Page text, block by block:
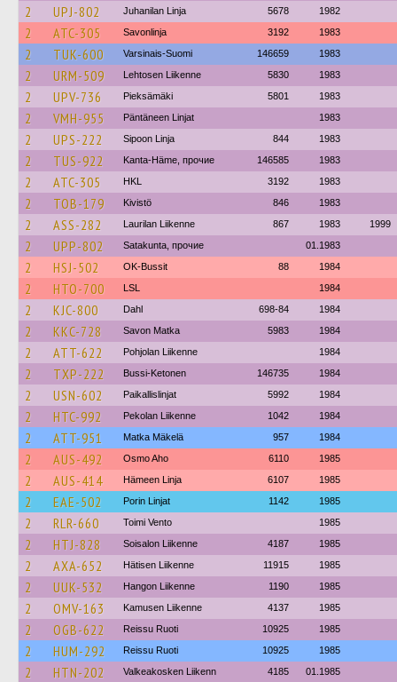
2 UPJ-802 Juhanilan Linja 5678 1982
2 ATC-305 Savonlinja 3192 1983
2 TUK-600 Varsinais-Suomi 146659 1983
2 URM-509 Lehtosen Liikenne 5830 1983
2 UPV-736 Pieksämäki 5801 1983
2 VMH-955 Päntäneen Linjat 1983
2 UPS-222 Sipoon Linja 844 1983
2 TUS-922 Kanta-Häme, прочие 146585 1983
2 ATC-305 HKL 3192 1983
2 TOB-179 Kivistö 846 1983
2 ASS-282 Laurilan Liikenne 867 1983 1999
2 UPP-802 Satakunta, прочие 01.1983
2 HSJ-502 OK-Bussit 88 1984
2 HTO-700 LSL 1984
2 KJC-800 Dahl 698-84 1984
2 KKC-728 Savon Matka 5983 1984
2 ATT-622 Pohjolan Liikenne 1984
2 TXP-222 Bussi-Ketonen 146735 1984
2 USN-602 Paikallislinjat 5992 1984
2 HTC-992 Pekolan Liikenne 1042 1984
2 ATT-951 Matka Mäkelä 957 1984
2 AUS-492 Osmo Aho 6110 1985
2 AUS-414 Hämeen Linja 6107 1985
2 EAE-502 Porin Linjat 1142 1985
2 RLR-660 Toimi Vento 1985
2 HTJ-828 Soisalon Liikenne 4187 1985
2 AXA-652 Hätisen Liikenne 11915 1985
2 UUK-532 Hangon Liikenne 1190 1985
2 OMV-163 Kamusen Liikenne 4137 1985
2 OGB-622 Reissu Ruoti 10925 1985
2 HUM-292 Reissu Ruoti 10925 1985
2 HTN-202 Valkeakosken Liikenn 4185 01.1985